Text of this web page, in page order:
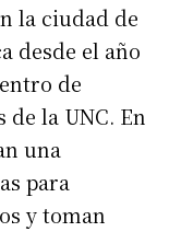
la ciudad de
desde el año
de
la UNC. En
una
para
y toman